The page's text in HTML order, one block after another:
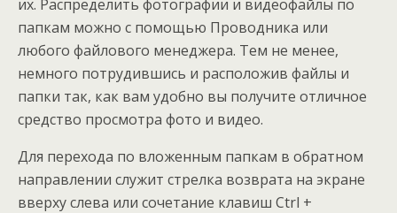
их. Распределить фотографии и видеофайлы по
папкам можно с помощью Проводника или
любого файлового менеджера. Тем не менее,
немного потрудившись и расположив файлы и
папки так, как вам удобно вы получите отличное
средство просмотра фото и видео.
Для перехода по вложенным папкам в обратном
направлении служит стрелка возврата на экране
вверху слева или сочетание клавиш Ctrl +